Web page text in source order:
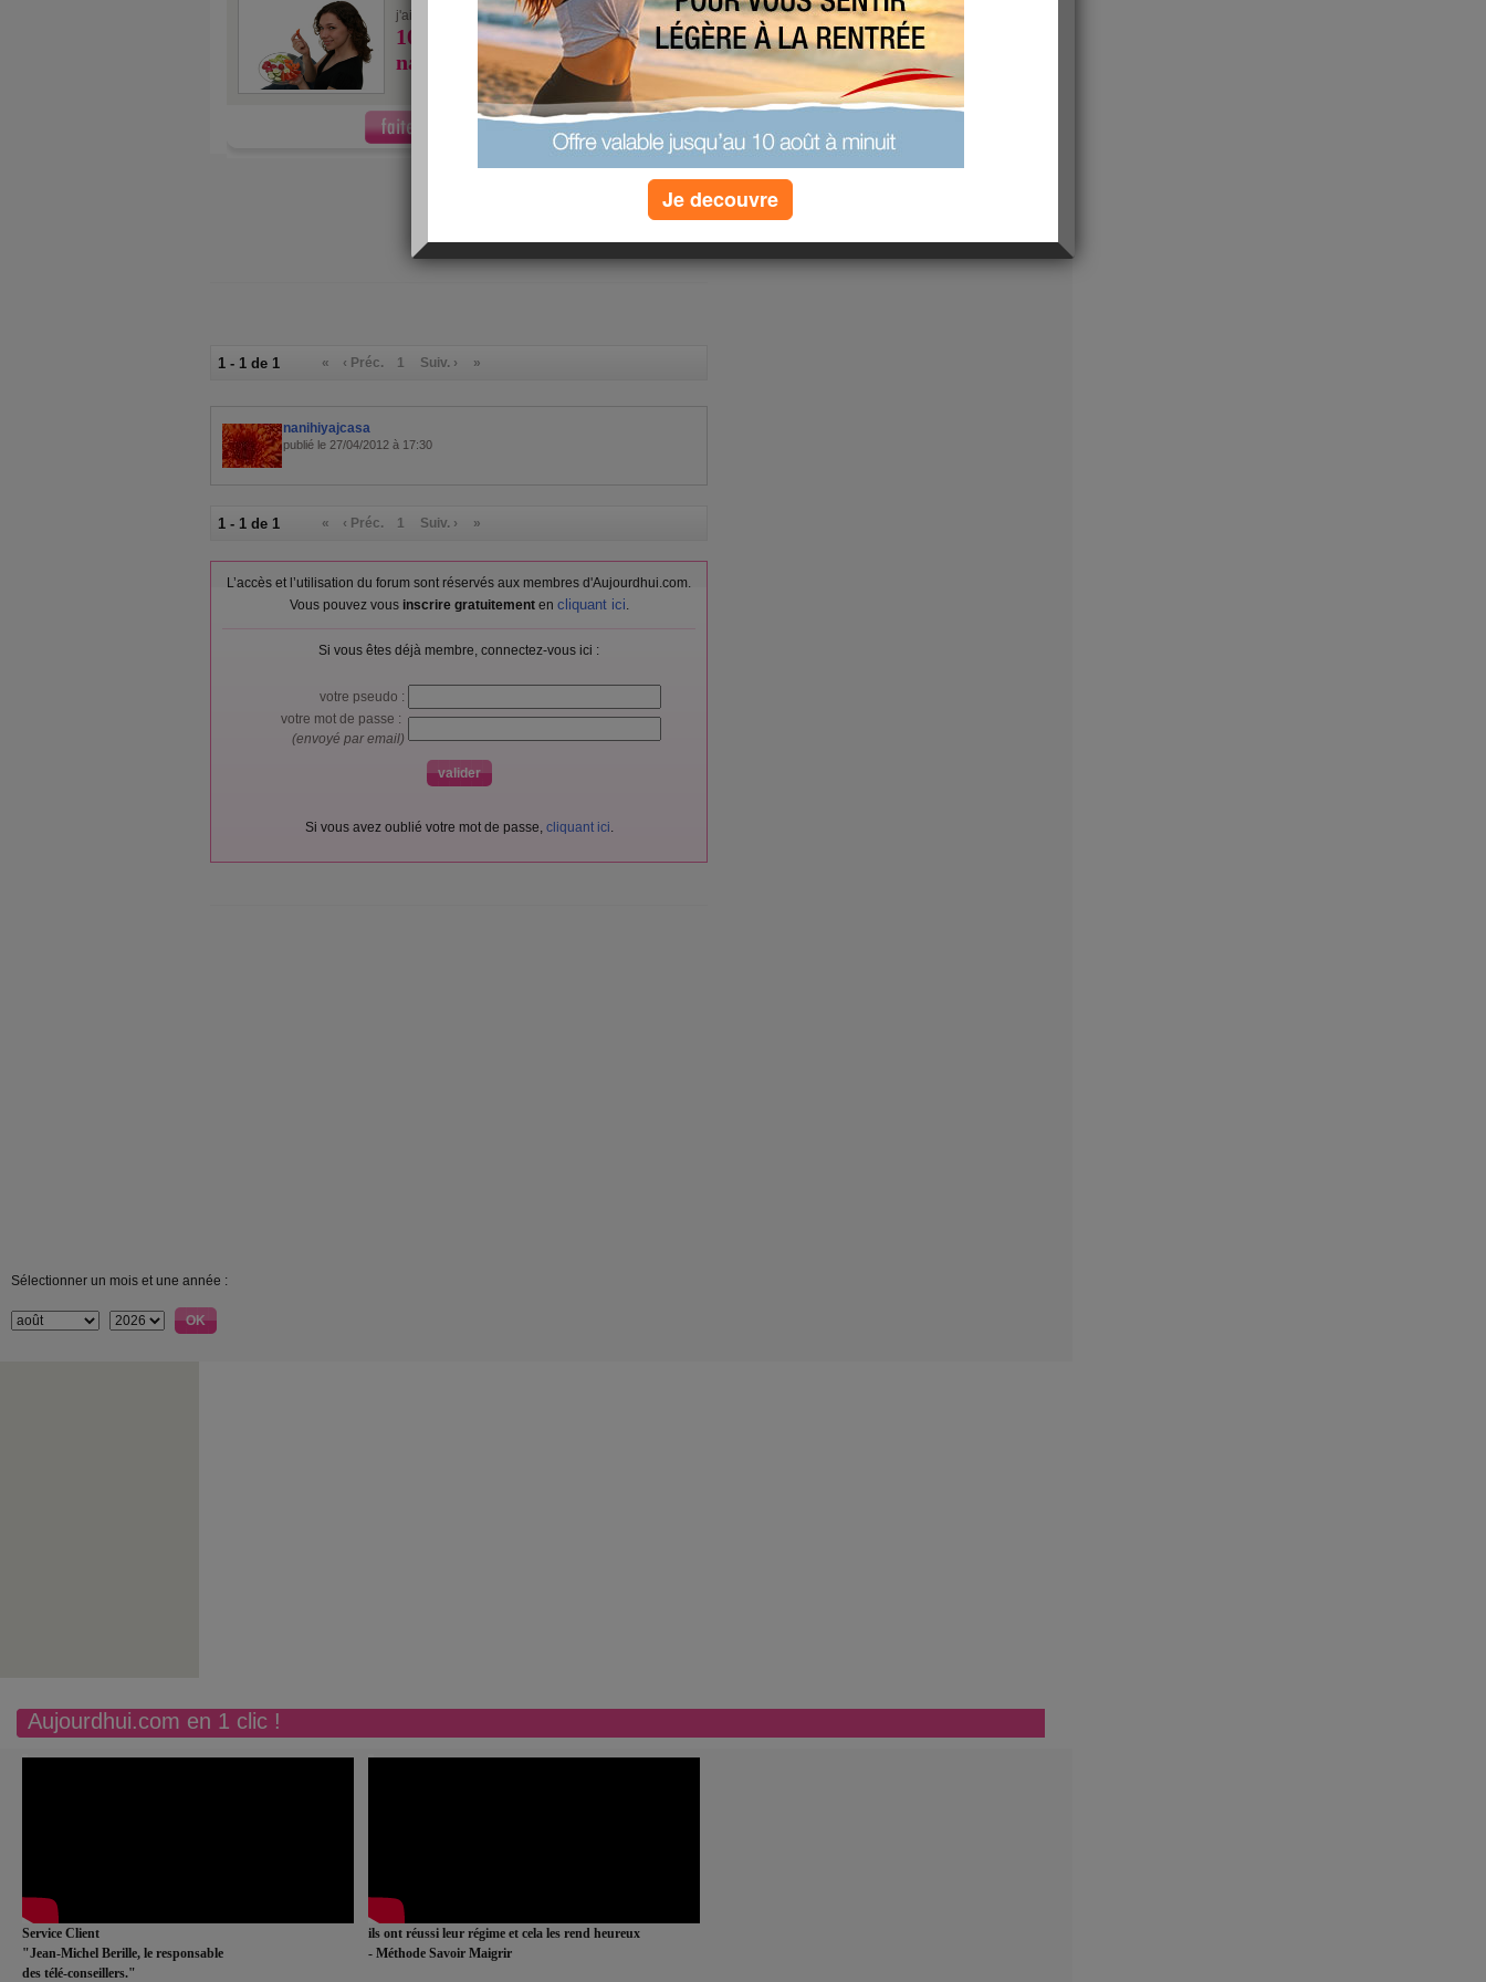
j'ai fait au quizz
10 coupe-faim
naturels pour mincir
»plus de quizz
1 - 1 de 1 « ‹ Préc. 1 Suiv. › »
nanihiyajcasa
publié le 27/04/2012 à 17:30
1 - 1 de 1 « ‹ Préc. 1 Suiv. › »
L’accès et l’utilisation du forum sont réservés aux membres d'Aujourdhui.com.
Vous pouvez vous inscrire gratuitementen cliquant ici.
Si vous êtes déjà membre, connectez-vous ici :
votre pseudo :
votre mot de passe :
(envoyé par email)
Si vous avez oublié votre mot de passe, cliquant ici.
Sélectionner un mois et une année :
Aujourdhui.com en 1 clic !
Service Client
"Jean-Michel Berille, le responsable
des télé-conseillers."
ils ont réussi leur régime et cela les rend heureux
- Méthode Savoir Maigrir
Je decouvre